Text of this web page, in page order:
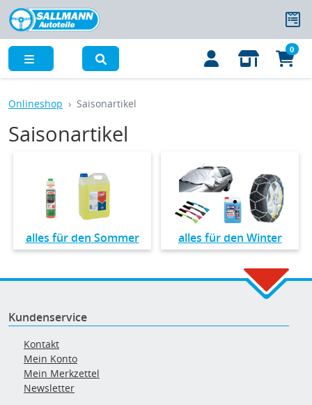
0
Onlineshop Saisonartikel
Saisonartikel
alles für den Sommer alles für den Winter
Kundenservice
Kontakt
Mein Konto
Mein Merkzettel
Newsletter